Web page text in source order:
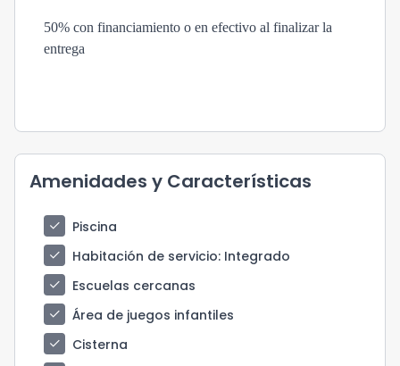
50% con financiamiento o en efectivo al finalizar la
entrega
Amenidades y Características
check
Piscina
check
Habitación de servicio: Integrado
check
Escuelas cercanas
check
Área de juegos infantiles
check
Cisterna